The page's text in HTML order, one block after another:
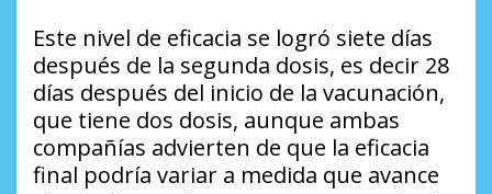
Este nivel de eficacia se logró siete días
después de la segunda dosis, es decir 28
días después del inicio de la vacunación,
que tiene dos dosis, aunque ambas
compañías advierten de que la eficacia
final podría variar a medida que avance